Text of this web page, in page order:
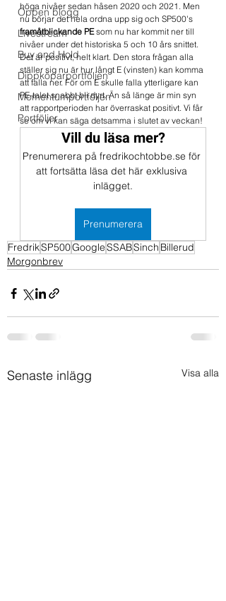
Öppen blogg
Livestream
Buy and Hold
Dippköparportföljen
Momentumportföljen
Portföljer
höga nivåer sedan håsen 2020 och 2021. Men
nu börjar det hela ordna upp sig och SP500's
framåtblickande PE som nu har kommit ner till
nivåer under det historiska 5 och 10 års snittet.
Det är positivt, helt klart. Den stora frågan alla
ställer sig nu är hur långt E (vinsten) kan komma
att falla ner. För om E skulle falla ytterligare kan
PE-talet snabbt bli dyrt. Än så länge är min syn
att rapportperioden har överraskat positivt. Vi får
se om vi kan säga detsamma i slutet av veckan!
Vill du läsa mer?
Prenumerera på fredrikochtobbe.se för
att fortsätta läsa det här exklusiva
inlägget.
Prenumerera
FredrikSP500GoogleSSABSinch Billerud
Morgonbrev
Senaste inlägg Visa alla